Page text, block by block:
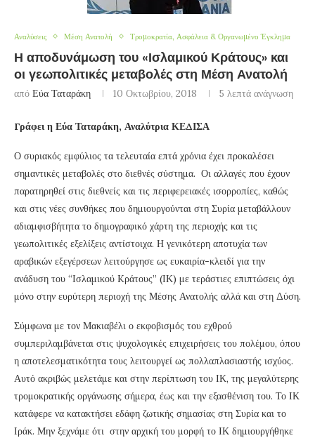
Αναλύσεις Μέση Ανατολή Τρομοκρατία, Ασφάλεια & Οργανωμένο Έγκλημα
Η αποδυνάμωση του «Ισλαμικού Κράτους» και
οι γεωπολιτικές μεταβολές στη Μέση Ανατολή
από Εύα Ταταράκη 10 Οκτωβρίου, 2018 5 λεπτά ανάγνωση
Γράφει η Εύα Ταταράκη, Αναλύτρια ΚΕΔΙΣΑ
Ο συριακός εμφύλιος τα τελευταία επτά χρόνια έχει προκαλέσει
σημαντικές μεταβολές στο διεθνές σύστημα. Οι αλλαγές που έχουν
παρατηρηθεί στις διεθνείς και τις περιφερειακές ισορροπίες, καθώς
και στις νέες συνθήκες που δημιουργούνται στη Συρία μεταβάλλουν
αδιαμφισβήτητα το δημογραφικό χάρτη της περιοχής και τις
γεωπολιτικές εξελίξεις αντίστοιχα. Η γενικότερη αποτυχία των
αραβικών εξεγέρσεων λειτούργησε ως ευκαιρία-κλειδί για την
ανάδυση του “Ισλαμικού Kράτους” (ΙΚ) με τεράστιες επιπτώσεις όχι
μόνο στην ευρύτερη περιοχή της Μέσης Ανατολής αλλά και στη Δύση.
Σύμφωνα με τον Μακιαβέλι ο εκφοβισμός του εχθρού
συμπεριλαμβάνεται στις ψυχολογικές επιχειρήσεις του πολέμου, όπου
η αποτελεσματικότητα τους λειτουργεί ως πολλαπλασιαστής ισχύος.
Αυτό ακριβώς μελετάμε και στην περίπτωση του ΙΚ, της μεγαλύτερης
τρομοκρατικής οργάνωσης σήμερα, έως και την εξασθένιση του. Το ΙΚ
κατάφερε να κατακτήσει εδάφη ζωτικής σημασίας στη Συρία και το
Ιράκ. Μην ξεχνάμε ότι στην αρχική του μορφή το ΙΚ δημιουργήθηκε